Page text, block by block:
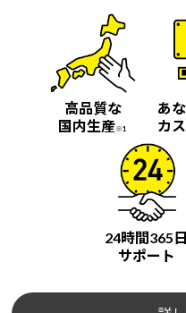
高品質な
国内生産※1
あ
カ
24時間365日
サポート